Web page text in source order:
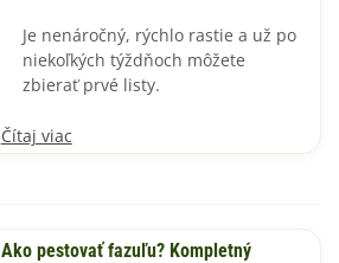
Je nenáročný, rýchlo rastie a už po
niekoľkých týždňoch môžete
zbierať prvé listy.
Čítaj viac
Ako pestovať fazuľu? Kompletný